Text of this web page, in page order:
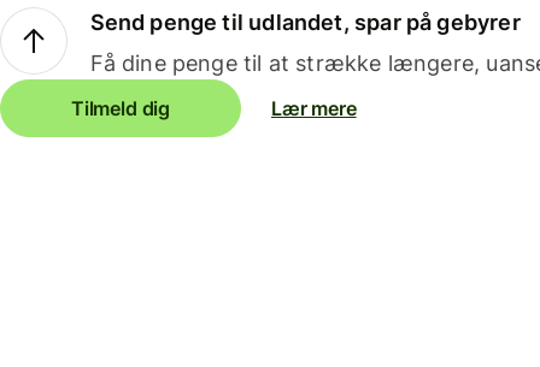
Send penge til udlandet, spar på gebyrer
Få dine penge til at strække længere,
Tilmeld dig Lær mere